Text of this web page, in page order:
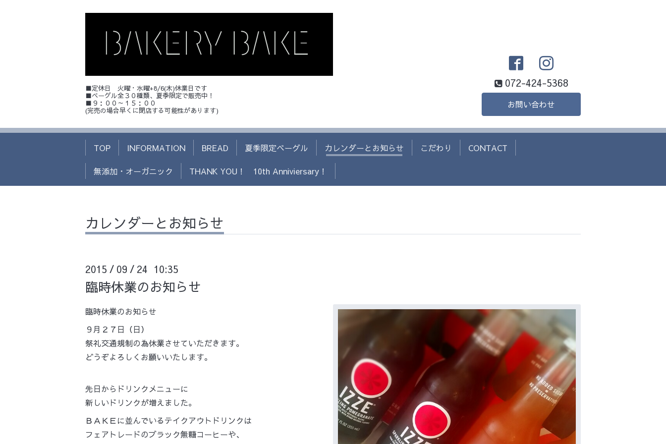
■定休日 火曜・水曜+8/6(木)休業日です
■ベーグル全３０種類、夏季限定で販売中！
■９：００～１５：００
(完売の場合早くに閉店する可能性があります)
072-424-5368
お問い合わせ
TOP INFORMATION BREAD 夏季限定ベーグル カレンダーとお知らせ こだわり CONTACT
無添加・オーガニック THANK YOU！ 10th Anniviersary！
カレンダーとお知らせ
2015 / 09 / 24 10:35
臨時休業のお知らせ
臨時休業のお知らせ
９月２７日（日）
祭礼交通規制の為休業させていただきます。
どうぞよろしくお願いいたします。
先日からドリンクメニューに
新しいドリンクが増えました。
ＢＡＫＥに並んでいるテイクアウトドリンクは
フェアトレードのブラック無糖コーヒーや、